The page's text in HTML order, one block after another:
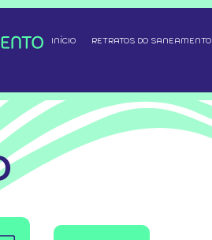
INÍCIO RETRATOS DO SANEAMENTO